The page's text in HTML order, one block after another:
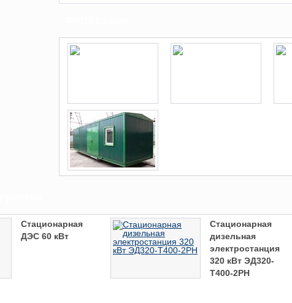
Стационарная
ДЭС 60 кВт
Стационарная
дизельная
электростанция
320 кВт ЭД320-
Т400-2РН